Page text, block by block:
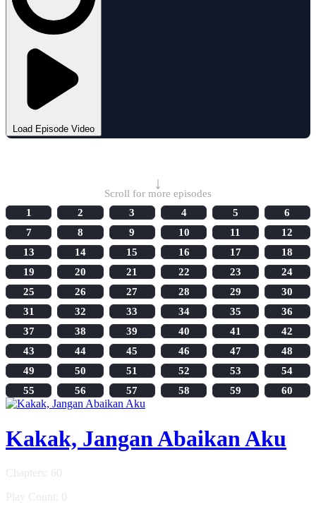
Load Episode Video
↓
Scroll for more episodes
1
2 3 4 5
6
7
8 9 10 11
12
13
14 15 16 17
18
19
20 21 22 23
24
25
26 27 28 29
30
31
32 33 34 35
36
37
38 39 40 41
42
43
44 45 46 47
48
49
50 51 52 53
54
55
56 57 58 59 60
Kakak, Jangan Abaikan Aku
Chapters: 60
Play Count: 0